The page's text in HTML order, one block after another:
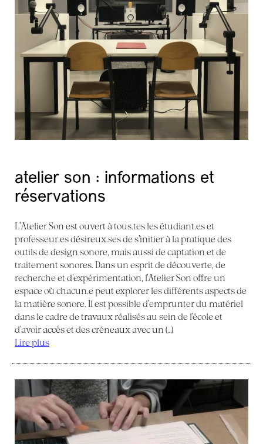
atelier son : informations et
réservations
L’Atelier Son est ouvert à tous.tes les étudiant.es et
professeur.es désireux.ses de s’initier à la pratique des
outils de design sonore, mais aussi de captation et de
traitement sonores. Dans un esprit de découverte, de
recherche et d’expérimentation, l’Atelier Son offre un
espace où chacun.e peut explorer les différents aspects de
la matière sonore. Il est possible d’emprunter du matériel
dans le cadre de travaux réalisés au sein de l’école et
d’avoir accès et des créneaux avec un (…)
Lire plus